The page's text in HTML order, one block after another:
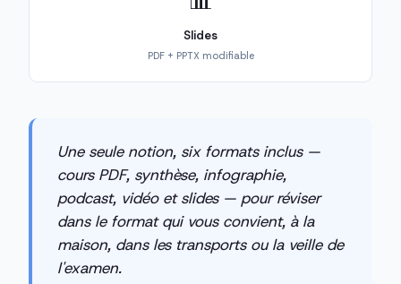
Slides
PDF + PPTX modifiable
Une seule notion, six formats inclus —
cours PDF, synthèse, infographie,
podcast, vidéo et slides — pour réviser
dans le format qui vous convient, à la
maison, dans les transports ou la veille de
l'examen.